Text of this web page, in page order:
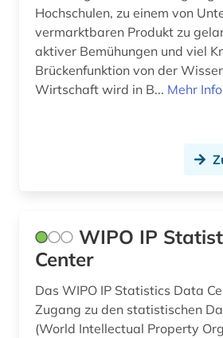
patentrecht (6)
pharmazie (7)
politikwissenschaft (1)
produktgestaltung (1)
recherche (3)
Hochschulen, zu einem von
vermarktbaren Produkt zu
aktiver Bemühungen und viel
Brückenfunktion von der
Wirtschaft wird in B... Mehr
WIPO IP
Center
Das WIPO IP Statistics Data
Zugang zu den statistischen
(World Intellectual Property